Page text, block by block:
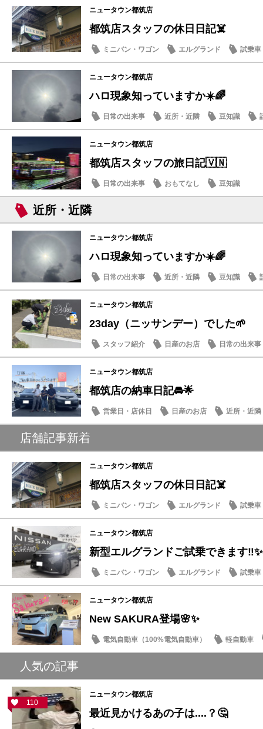
ニュータウン都筑店
都筑店スタッフの休日日記☠️
ミニバン・ワゴン エルグランド
試乗車
豆知識
ニュータウン都筑店
ハロ現象知っていますか☀️🌈
日常の出来事 近所・近隣 豆知識
ニュータウン都筑店
都筑店スタッフの旅日記🇻🇳
日常の出来事 おもてなし 豆知識
近所・近隣
ニュータウン都筑店
ハロ現象知っていますか☀️🌈
日常の出来事 近所・近隣 豆知識
ニュータウン都筑店
23day（ニッサンデー）でした🌱
スタッフ紹介 日産のお店 日常の出来事
ニュータウン都筑店
都筑店の納車日記🚘🌟
営業日・店休日 日産のお店 近所・近隣
店舗記事新着
ニュータウン都筑店
都筑店スタッフの休日日記☠️
ミニバン・ワゴン エルグランド
試乗車
豆知識
ニュータウン都筑店
新型エルグランドご試乗できます‼️✨
ミニバン・ワゴン エルグランド
試乗車
話題の情報
ニュータウン都筑店
New SAKURA登場🌸✨
電気自動車（100%電気自動車）
軽自動車
話題の情報
人気の記事
110
ニュータウン都筑店
最近見かけるあの子は....？🤔